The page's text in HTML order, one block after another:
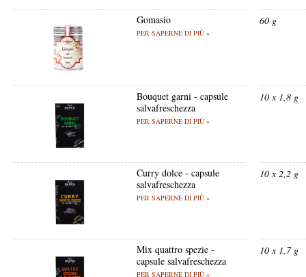
Gomasio
PER SAPERNE DI PIÙ »
60 g
Bouquet garni - capsule
salvafreschezza
PER SAPERNE DI PIÙ »
10 x 1,8 g
Curry dolce - capsule
salvafreschezza
PER SAPERNE DI PIÙ »
10 x 2,2 g
Mix quattro spezie -
capsule salvafreschezza
PER SAPERNE DI PIÙ »
10 x 1,7 g